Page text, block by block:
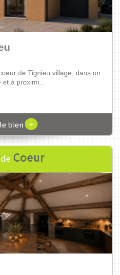
premier achat : laissez-vous
au cœur d...
bien +
Coeur